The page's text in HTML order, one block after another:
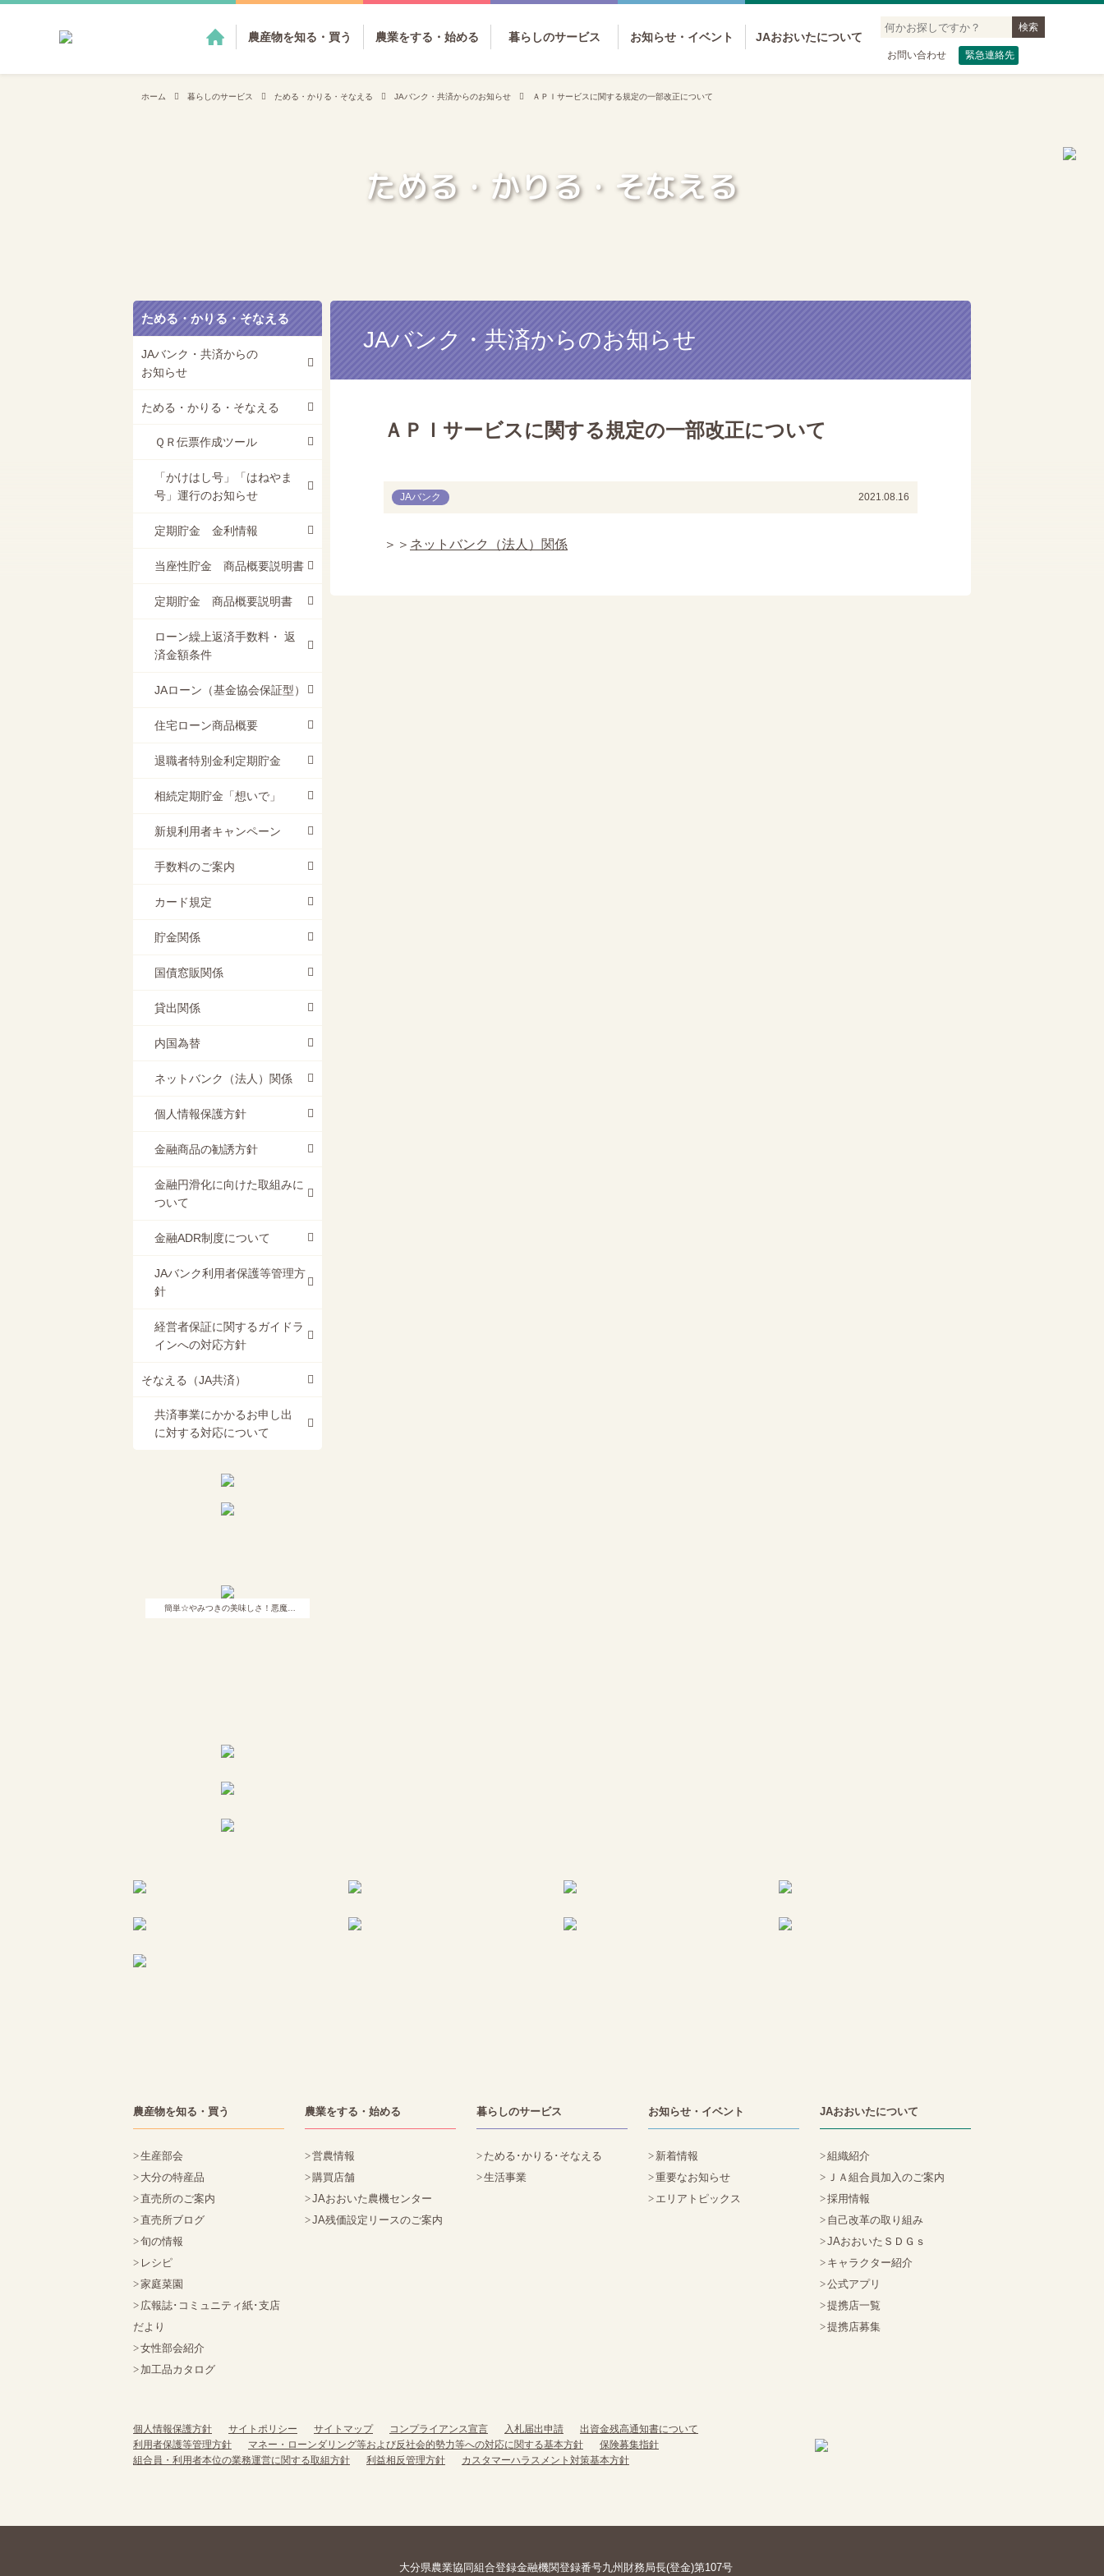
農産物を知る・買う 農業をする・始める 暮らしのサービス お知らせ・イベント JAおおいたについて
お問い合わせ 緊急連絡先
ホーム 暮らしのサービス ためる・かりる・そなえる JAバンク・共済からのお知らせ ＡＰＩサービスに関する規定の一部改正について
ためる・かりる・そなえる
ためる・かりる・そなえる
JAバンク・共済からの
お知らせ
ためる・かりる・そなえる
ＱＲ伝票作成ツール
「かけはし号」「はねやま
号」運行のお知らせ
定期貯金 金利情報
当座性貯金 商品概要説明書
定期貯金 商品概要説明書
ローン繰上返済手数料・ 返
済金額条件
JAローン（基金協会保証型）
住宅ローン商品概要
退職者特別金利定期貯金
相続定期貯金「想いで」
新規利用者キャンペーン
手数料のご案内
カード規定
貯金関係
国債窓販関係
貸出関係
内国為替
ネットバンク（法人）関係
個人情報保護方針
金融商品の勧誘方針
金融円滑化に向けた取組みに
ついて
金融ADR制度について
JAバンク利用者保護等管理方
針
経営者保証に関するガイドラ
インへの対応方針
そなえる（JA共済）
共済事業にかかるお申し出
に対する対応について
簡単☆やみつきの美味しさ！悪魔…
JAバンク・共済からのお知らせ
ＡＰＩサービスに関する規定の一部改正について
JAバンク 2021.08.16
＞＞ ネットバンク（法人）関係
農産物を知る・買う
生産部会
大分の特産品
直売所のご案内
直売所ブログ
旬の情報
レシピ
家庭菜園
広報誌･コミュニティ紙･支店
だより
女性部会紹介
加工品カタログ
農業をする・始める
営農情報
購買店舗
JAおおいた農機センター
JA残価設定リースのご案内
暮らしのサービス
ためる･かりる･そなえる
生活事業
お知らせ・イベント
新着情報
重要なお知らせ
エリアトピックス
JAおおいたについて
組織紹介
ＪＡ組合員加入のご案内
採用情報
自己改革の取り組み
JAおおいたＳＤＧｓ
キャラクター紹介
公式アプリ
提携店一覧
提携店募集
個人情報保護方針 サイトポリシー サイトマップ コンプライアンス宣言 入札届出申請
出資金残高通知書について
利用者保護等管理方針
マネー・ローンダリング等および反社会的勢力等への対応に関する基本方針
保険募集指針
組合員・利用者本位の業務運営に関する取組方針
利益相反管理方針 カスタマーハラスメント対策基本方針
大分県農業協同組合登録金融機関登録番号九州財務局長(登金)第107号